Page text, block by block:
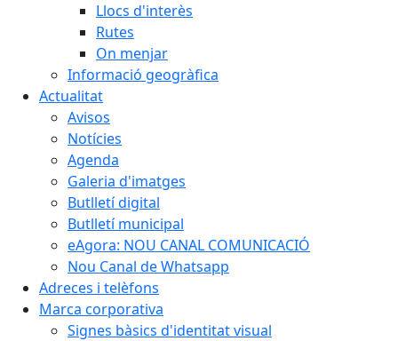
Llocs d'interès
Rutes
On menjar
Informació geogràfica
Actualitat
Avisos
Notícies
Agenda
Galeria d'imatges
Butlletí digital
Butlletí municipal
eAgora: NOU CANAL COMUNICACIÓ
Nou Canal de Whatsapp
Adreces i telèfons
Marca corporativa
Signes bàsics d'identitat visual